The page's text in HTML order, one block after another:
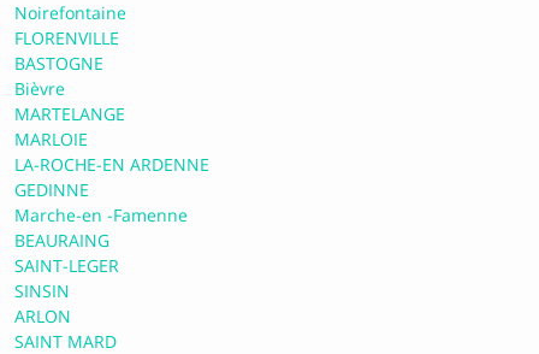
Noirefontaine
FLORENVILLE
BASTOGNE
Bièvre
MARTELANGE
MARLOIE
LA-ROCHE-EN ARDENNE
GEDINNE
Marche-en -Famenne
BEAURAING
SAINT-LEGER
SINSIN
ARLON
SAINT MARD